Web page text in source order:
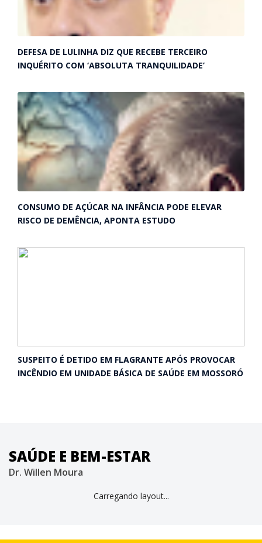
DEFESA DE LULINHA DIZ QUE RECEBE TERCEIRO
INQUÉRITO COM ‘ABSOLUTA TRANQUILIDADE’
CONSUMO DE AÇÚCAR NA INFÂNCIA PODE ELEVAR
RISCO DE DEMÊNCIA, APONTA ESTUDO
SUSPEITO É DETIDO EM FLAGRANTE APÓS PROVOCAR
INCÊNDIO EM UNIDADE BÁSICA DE SAÚDE EM MOSSORÓ
SAÚDE E BEM-ESTAR
Dr. Willen Moura
Carregando layout...